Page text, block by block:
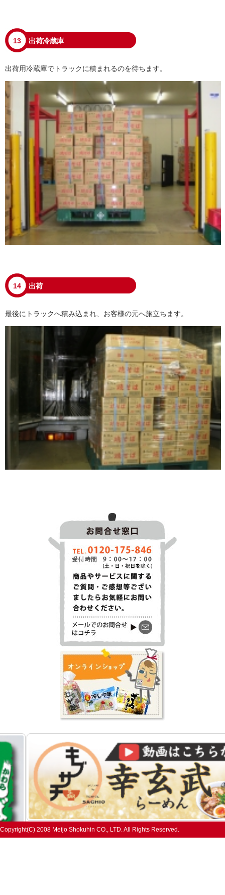
13 出荷冷蔵庫
出荷用冷蔵庫でトラックに積まれるのを待ちます。
14 出荷
最後にトラックへ積み込まれ、お客様の元へ旅立ちます。
Copyright(C) 2008 Meijo Shokuhin CO., LTD. All Rights Reserved.